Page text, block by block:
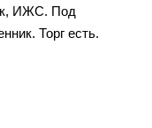
ИЖС. Под
Торг есть.